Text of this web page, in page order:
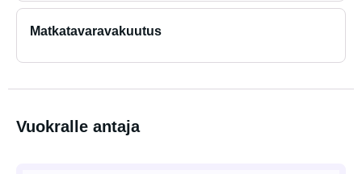
Matkatavaravakuutus
Vuokralle antaja